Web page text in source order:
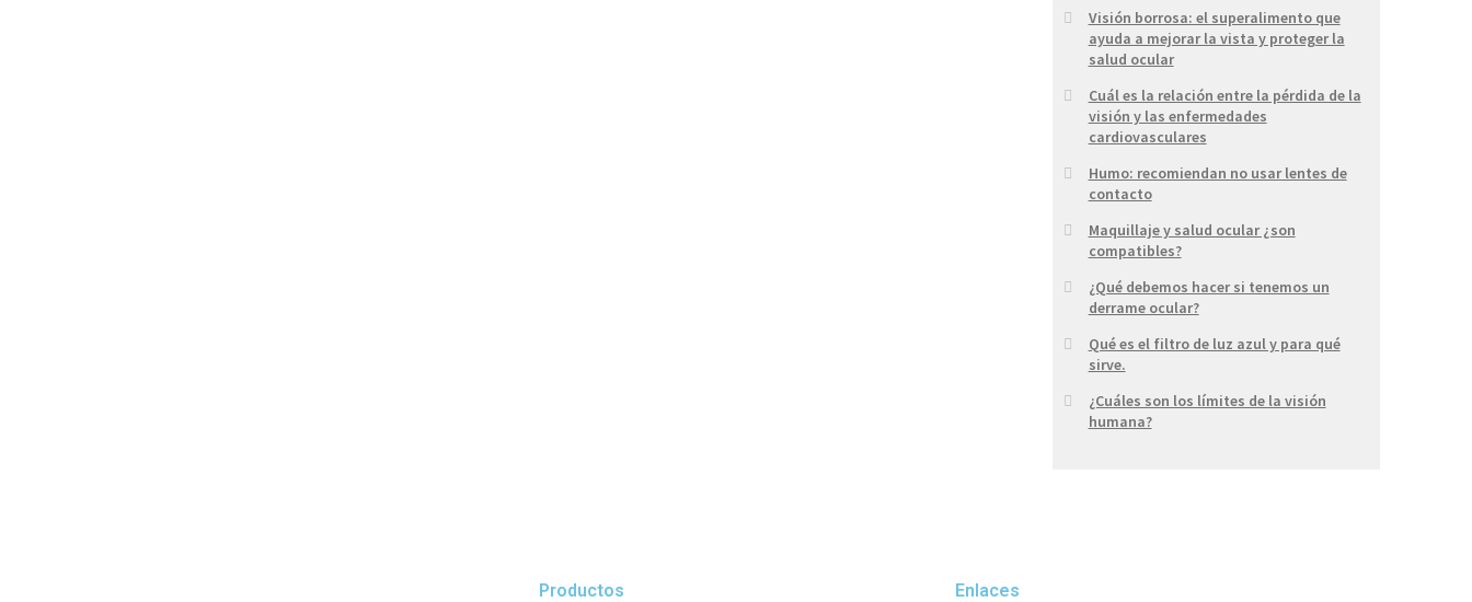
Visión borrosa: el superalimento que
ayuda a mejorar la vista y proteger la
salud ocular
Cuál es la relación entre la pérdida de la
visión y las enfermedades
cardiovasculares
Humo: recomiendan no usar lentes de
contacto
Maquillaje y salud ocular ¿son
compatibles?
¿Qué debemos hacer si tenemos un
derrame ocular?
Qué es el filtro de luz azul y para qué
sirve.
¿Cuáles son los límites de la visión
humana?
Productos
Enlaces